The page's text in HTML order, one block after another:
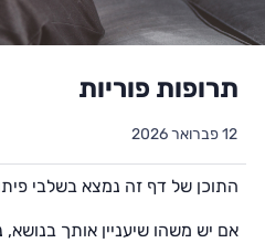
תרופות פוריות
12 פברואר 2026
התוכן של דף זה נמצא בשלבי
אם יש משהו שיעניין אותך